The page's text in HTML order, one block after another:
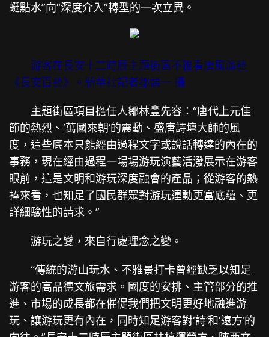
蜓點水”向“深度介入”轉型的一次立異。
游客在長安十二時辰主題街區不雅看唐風演藝
《長安百藝》。新華社記者鄒競一 攝
主題街區項目擔任人鄒林豐先容：“唐代上元佳
節的熱烈、‘萬國來朝’的震動、盛唐詩壇大師的風
度，這些底本只能經由過程文字或說話轉達的內在的
事務，現在經由過程一場場游玩演藝活潑展示在游客
眼前，這是文明和游玩深度融會的產品；從游客的熱
捧來看，也知足了國民群眾對游玩運動更富底蘊、更
詳細驗性的請求。”
游玩之變，來自行處理念之變。
“傳統的游山玩水、不雅景打卡曾經缺乏以知足
游客的高品德文旅需求。國度的安排、主管部分的推
進、市場的成長都在催促我們把文明更好地融進游
玩、讓游玩更有內在，同時知足游客對‘詩’和‘遠方’的